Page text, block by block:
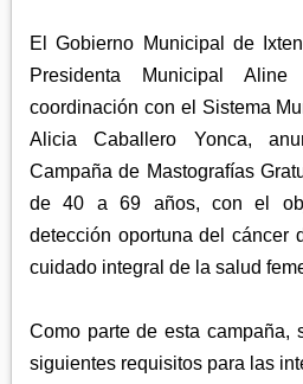
El Gobierno Municipal de
Presidenta Municipal
coordinación con el Sistema
Alicia Caballero Yonca,
Campaña de Mastografías
de 40 a 69 años, con el
detección oportuna del cáncer
cuidado integral de la salud
Como parte de esta campaña,
siguientes requisitos para las